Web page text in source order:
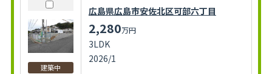
建築中
広島県広島市安佐北区可部六丁目
2,280万円
3LDK
2026/1